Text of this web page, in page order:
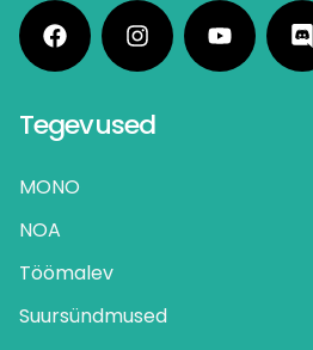
Tegevused
MONO
NOA
Töömalev
Suursündmused